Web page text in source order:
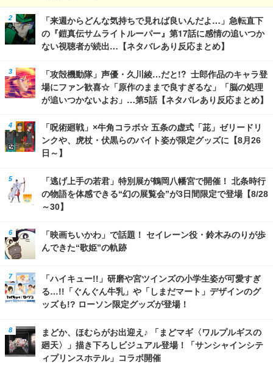
「来週からどんな気持ちで見れば良いんだよ…」急転直下
の『鎧真伝サムライトルーパー』第17話に感情の追いつか
ない視聴者が続出…【ネタバレあり反応まとめ】
「攻殻機動隊」声優・久川綾…だと!? 士郎作品のキャラ登
場にファン歓喜☆「原作のままで良すぎるな」「脳の処理
が追いつかないよお」…第5話【ネタバレあり反応まとめ】
「呪術廻戦」×牛角コラボ☆ 五条の虚式「茈」ゼリードリ
ンクや、虎杖・伏黒らのバイト姿が限定グッズに【8月26
日～】
「逃げ上手の若君」特別展が鶴岡八幡宮で開催！ 北条時行
の物語を体感できる“幻の展覧会”が3日間限定で登場【8/28
～30】
「映画ちいかわ」で話題！ セイレーン役・鈴木みのりが歩
んできた“歌姫”の軌跡
「ハイキュー!!」研磨や宮ツインズの小学生姿が可愛すぎ
る…!!「ぐんぐん牛乳」や「しまだマート」デザインのグ
ッズも!? ローソン限定グッズが登場！
まどか、ほむらがお出迎え♪ 「まどマギ〈ワルプルギスの
廻天〉」描き下ろしビジュアル登場！「サンシャインシテ
ィプリンスホテル」コラボ開催